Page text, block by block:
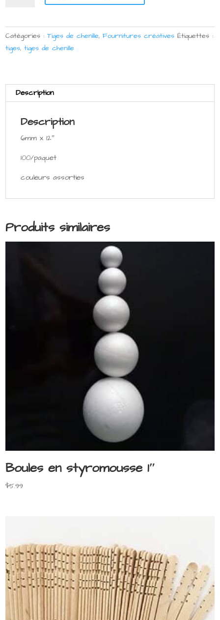
chenille
métalliques
Catégories :Tiges de chenille,Fournitures créatives Étiquettes :
tiges,tiges de chenille
Description
Description
6mm x 12″
100/paquet
couleurs assorties
Produits similaires
Boules en styromousse 1″
$5.99